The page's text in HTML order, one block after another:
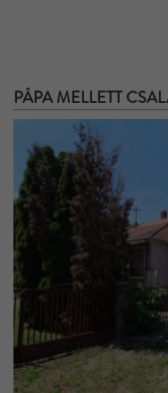
PÁPA MELLETT